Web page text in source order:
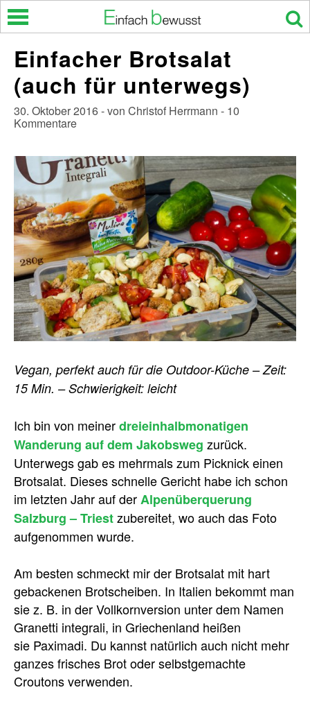
Skip
Einfacher Brotsalat
(auch für unterwegs)
30. Oktober 2016 - von Christof Herrmann - 10
Kommentare
Vegan, perfekt auch für die Outdoor-Küche – Zeit:
15 Min. – Schwierigkeit: leicht
Ich bin von meinerdreieinhalbmonatigen
Wanderung auf dem Jakobsweg zurück.
Unterwegs gab es mehrmals zum Picknick einen
Brotsalat. Dieses schnelle Gericht habe ich schon
im letzten Jahr auf derAlpenüberquerung
Salzburg – Triestzubereitet, wo auch das Foto
aufgenommen wurde.
Am besten schmeckt mir der Brotsalat mit hart
gebackenen Brotscheiben. In Italien bekommt man
sie z. B. in der Vollkornversion unter dem Namen
Granetti integrali, in Griechenland heißen
sie Paximadi. Du kannst natürlich auch nicht mehr
ganzes frisches Brot oder selbstgemachte
Croutons verwenden.